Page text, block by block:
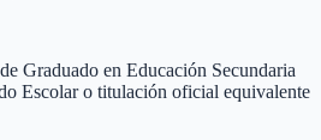
Graduado en Educación Secundaria
Escolar o titulación oficial equivalente